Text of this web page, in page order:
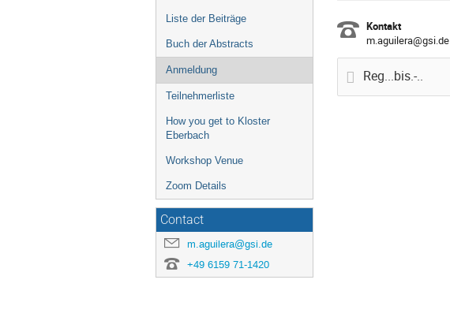
Liste der Beiträge
Buch der Abstracts
Anmeldung
Teilnehmerliste
How you get to Kloster
Eberbach
Workshop Venue
Zoom Details
Contact
m.aguilera@gsi.de
+49 6159 71-1420
Kontakt
m.aguilera@gsi.de
Reg...bis.-..